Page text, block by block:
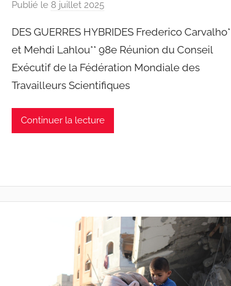
Publié le 8 juillet 2025
r
J
o
a
P
s
S
a
DES GUERRES HYBRIDES Frederico Carvalho*
et Mehdi Lahlou** 98e Réunion du Conseil
Exécutif de la Fédération Mondiale des
Travailleurs Scientifiques
Continuer la lecture